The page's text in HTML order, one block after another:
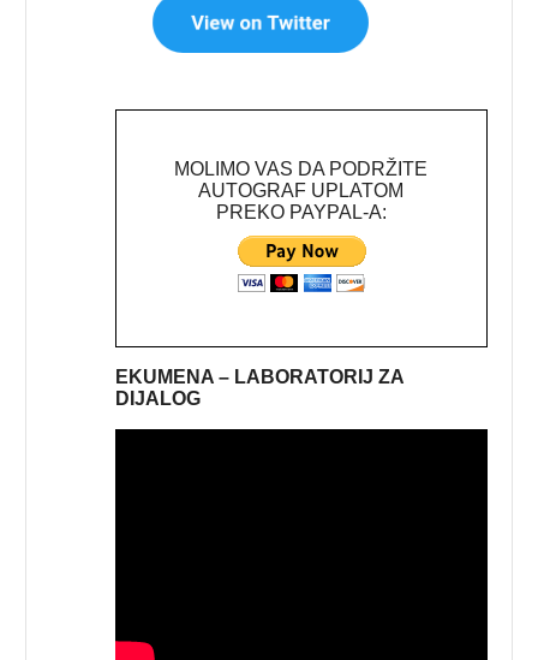
MOLIMO VAS DA PODRŽITE
AUTOGRAF UPLATOM
PREKO PAYPAL-A:
EKUMENA – LABORATORIJ ZA
DIJALOG